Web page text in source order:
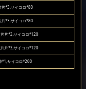
片*3,サイコロ*80
片*3,サイコロ*80
片*3,サイコロ*120
片*3,サイコロ*120
*1,サイコロ*200